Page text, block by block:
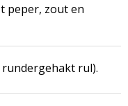
peper, zout en
rul).